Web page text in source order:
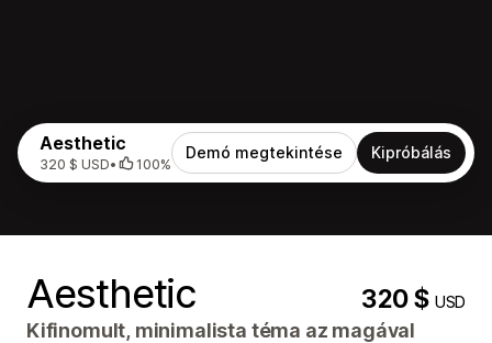
Aesthetic
320 $ USD• 100%
Demó megtekintése Kipróbálás
Aesthetic 320 $USD
Kifinomult, minimalista téma az magával